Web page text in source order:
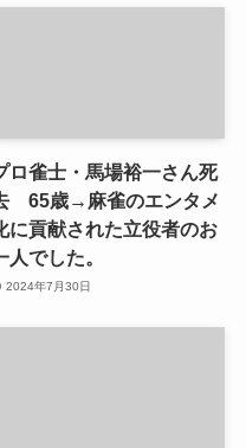
ロ雀士・馬場裕一さん死
65歳→麻雀のエンタメ
に貢献された立役者のお
人でした。
2024年7月30日